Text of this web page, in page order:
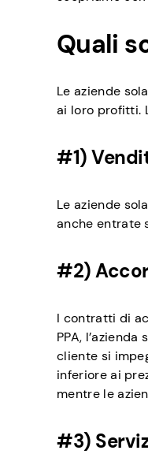
Quali
Le aziende
ai loro profitti.
#1)
Le aziende
anche entrate
#2)
I contratti di
PPA,
cliente si
inferiore ai
mentre le
#3)